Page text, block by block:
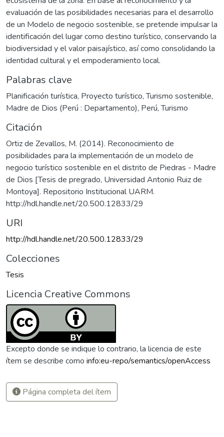
evaluación de las posibilidades necesarias para el desarrollo
de un Modelo de negocio sostenible, se pretende impulsar la
identificación del lugar como destino turístico, conservando la
biodiversidad y el valor paisajístico, así como consolidando la
identidad cultural y el empoderamiento local.
Palabras clave
Planificación turística, Proyecto turístico,Turismo sostenible,
Madre de Dios (Perú : Departamento), Perú,Turismo
Citación
Ortiz de Zevallos, M. (2014). Reconocimiento de
posibilidades para la implementación de un modelo de
negocio turístico sostenible en el distrito de Piedras - Madre
de Dios [Tesis de pregrado, Universidad Antonio Ruiz de
Montoya]. Repositorio Institucional UARM.
http://hdl.handle.net/20.500.12833/29
URI
http://hdl.handle.net/20.500.12833/29
Colecciones
Tesis
Licencia Creative Commons
Excepto donde se indique lo contrario, la licencia de este
ítem se describe como info:eu-repo/semantics/openAccess
Página completa del ítem